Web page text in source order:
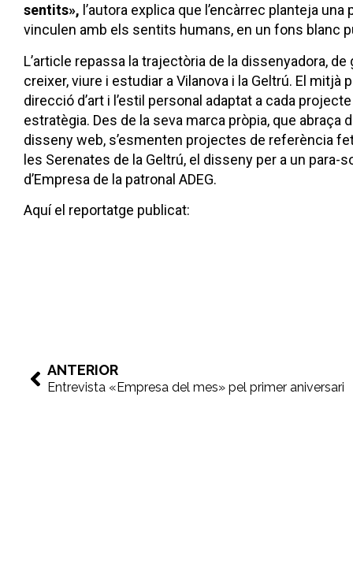
sentits», l’autora explica que l’encàrrec planteja
vinculen amb els sentits humans, en un fons blanc
L’article repassa la trajectòria de la dissenyadora,
creixer, viure i estudiar a Vilanova i la Geltrú. El
direcció d’art i l’estil personal adaptat a cada
estratègia. Des de la seva marca pròpia, que
disseny web, s’esmenten projectes de referència
les Serenates de la Geltrú, el disseny per a un para-
d’Empresa de la patronal ADEG.
Aquí el reportatge publicat:
ANTERIOR
Entrevista «Empresa del mes» pel primer aniversari